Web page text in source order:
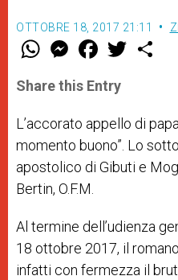
OTTOBRE 18, 2017 21:11
W
t
s
p
p
M
e
s
e
g
e
r
F
a
e
b
o
k
w
r
Share this Entry
L’accorato appello di
momento buono”. Lo
apostolico di Gibuti e
Bertin, O.F.M.
Al termine dell’udienza
18 ottobre 2017, il
infatti con fermezza il